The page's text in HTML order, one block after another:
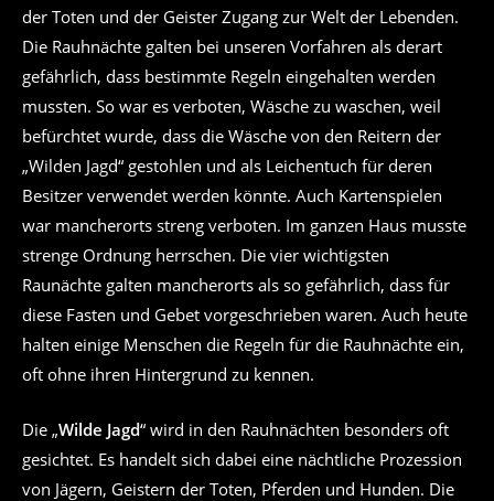
der Toten und der Geister Zugang zur Welt der Lebenden.
Die Rauhnächte galten bei unseren Vorfahren als derart
gefährlich, dass bestimmte Regeln eingehalten werden
mussten. So war es verboten, Wäsche zu waschen, weil
befürchtet wurde, dass die Wäsche von den Reitern der
„Wilden Jagd“ gestohlen und als Leichentuch für deren
Besitzer verwendet werden könnte. Auch Kartenspielen
war mancherorts streng verboten. Im ganzen Haus musste
strenge Ordnung herrschen. Die vier wichtigsten
Raunächte galten mancherorts als so gefährlich, dass für
diese Fasten und Gebet vorgeschrieben waren. Auch heute
halten einige Menschen die Regeln für die Rauhnächte ein,
oft ohne ihren Hintergrund zu kennen.
Die „Wilde Jagd“ wird in den Rauhnächten besonders oft
gesichtet. Es handelt sich dabei eine nächtliche Prozession
von Jägern, Geistern der Toten, Pferden und Hunden. Die